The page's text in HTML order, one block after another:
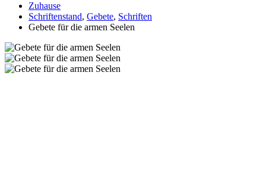
Zuhause
Schriftenstand, Gebete, Schriften
Gebete für die armen Seelen